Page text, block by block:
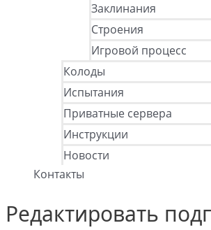
Заклинания
Строения
Игровой процесс
Колоды
Испытания
Приватные сервера
Инструкции
Новости
Контакты
Редактировать